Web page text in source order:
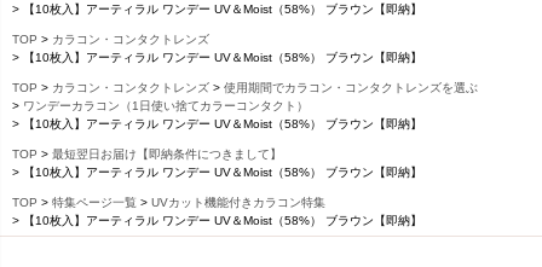
【10枚入】アーティラル ワンデー UV＆Moist（58%） ブラウン【即納】
TOP
カラコン・コンタクトレンズ
【10枚入】アーティラル ワンデー UV＆Moist（58%） ブラウン【即納】
TOP カラコン・コンタクトレンズ
使用期間でカラコン・コンタクトレンズを選ぶ
ワンデーカラコン（1日使い捨てカラーコンタクト）
【10枚入】アーティラル ワンデー UV＆Moist（58%） ブラウン【即納】
TOP
最短翌日お届け【即納条件につきまして】
【10枚入】アーティラル ワンデー UV＆Moist（58%） ブラウン【即納】
TOP 特集ページ一覧
UVカット機能付きカラコン特集
【10枚入】アーティラル ワンデー UV＆Moist（58%） ブラウン【即納】